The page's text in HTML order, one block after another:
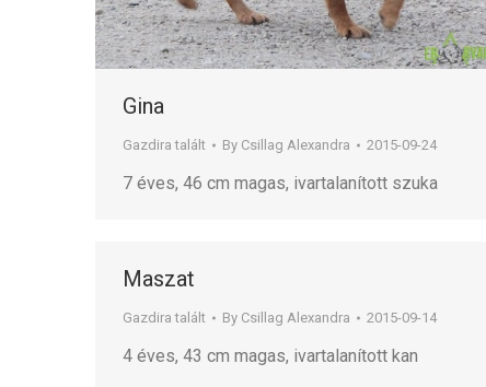
Gina
Gazdira talált By Csillag Alexandra 2015-09-24
7 éves, 46 cm magas, ivartalanított szuka
Maszat
Gazdira talált By Csillag Alexandra 2015-09-14
4 éves, 43 cm magas, ivartalanított kan